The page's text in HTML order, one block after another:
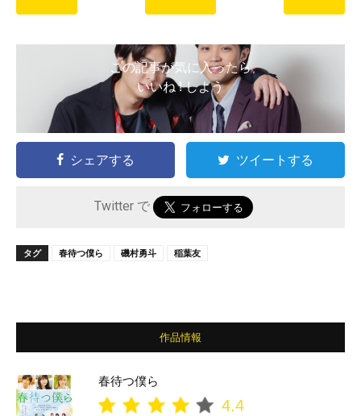
この記事が気に入ったら
いいね ! しよう
シェアする ツイートする
Twitter で
タグ 春待つ僕ら 磯村勇斗 稲葉友
作品情報
春待つ僕ら
4.4